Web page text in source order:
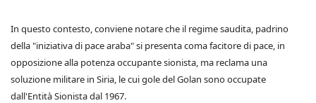
In questo contesto, conviene notare che il regime saudita, padrino
della "iniziativa di pace araba" si presenta coma facitore di pace, in
opposizione alla potenza occupante sionista, ma reclama una
soluzione militare in Siria, le cui gole del Golan sono occupate
dall'Entità Sionista dal 1967.